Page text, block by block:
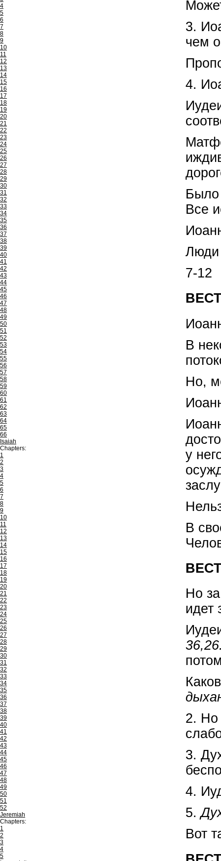
4
5
6
7
8
9
10
11
12
13
14
15
16
17
18
19
20
21
22
23
24
25
26
27
28
29
30
31
32
33
34
35
36
37
38
39
40
41
42
43
44
45
46
47
48
49
50
51
52
53
54
55
56
57
58
59
60
61
62
63
64
65
66
Isaiah
Chapters:
1
2
3
4
5
6
7
8
9
10
11
12
13
14
15
16
17
18
19
20
21
22
23
24
25
26
27
28
29
30
31
32
33
34
35
36
37
38
39
40
41
42
43
44
45
46
47
48
49
50
51
52
Jeremiah
Chapters:
1
2
3
4
5
3.
чем
4.
Было
Все
Люди
7-12
В
Но,
у
В
Но
идет
2. Но
3.
4.
5.
Вот